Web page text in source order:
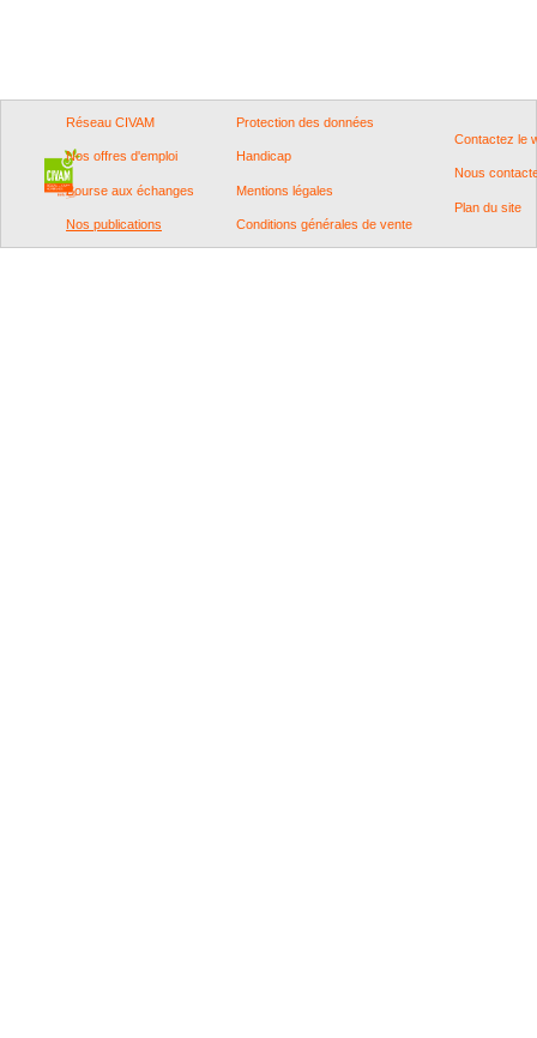
Réseau CIVAM
Nos offres d'emploi
Bourse aux échanges
Nos publications
Protection des données
Handicap
Mentions légales
Conditions générales de vente
Contactez le
Nous
Plan du site